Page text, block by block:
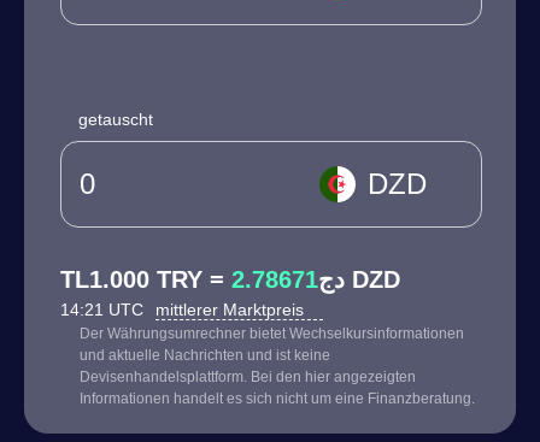
getauscht
DZD
TL1.000 TRY = دج2.78671 DZD
14:21 UTC mittlerer Marktpreis
Der Währungsumrechner bietet Wechselkursinformationen
und aktuelle Nachrichten und ist keine
Devisenhandelsplattform. Bei den hier angezeigten
Informationen handelt es sich nicht um eine Finanzberatung.